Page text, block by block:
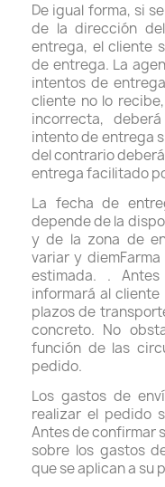
De igual forma, si
de la dirección
entrega, el cliente
de entrega. La
intentos de
cliente no lo
incorrecta,
intento de entrega
del contrario
entrega facilitado
La fecha de
depende de la
y de la zona de
variar y
estimada. .
informará al
plazos de
concreto. No
función de las
pedido.
Los gastos de
realizar el pedido
Antes de confirmar
sobre los gastos
que se aplican a su